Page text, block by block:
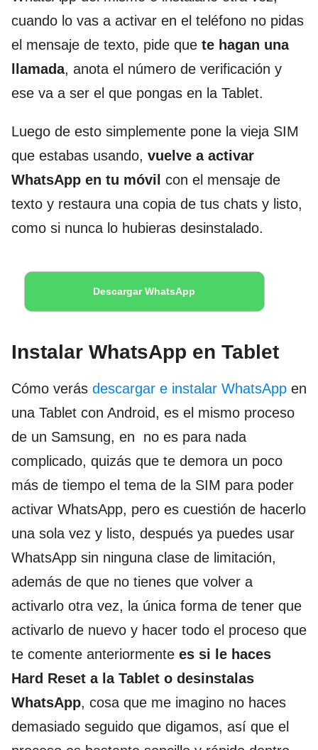
cuando lo vas a activar en el teléfono no pidas
el mensaje de texto, pide que te hagan una
llamada, anota el número de verificación y
ese va a ser el que pongas en la Tablet.
Luego de esto simplemente pone la vieja SIM
que estabas usando, vuelve a activar
WhatsApp en tu móvil con el mensaje de
texto y restaura una copia de tus chats y listo,
como si nunca lo hubieras desinstalado.
Descargar WhatsApp
Instalar WhatsApp en Tablet
Cómo verás descargar e instalar WhatsApp en
una Tablet con Android, es el mismo proceso
de un Samsung, en no es para nada
complicado, quizás que te demora un poco
más de tiempo el tema de la SIM para poder
activar WhatsApp, pero es cuestión de hacerlo
una sola vez y listo, después ya puedes usar
WhatsApp sin ninguna clase de limitación,
además de que no tienes que volver a
activarlo otra vez, la única forma de tener que
activarlo de nuevo y hacer todo el proceso que
te comente anteriormente es si le haces
Hard Reset a la Tablet o desinstalas
WhatsApp, cosa que me imagino no haces
demasiado seguido que digamos, así que el